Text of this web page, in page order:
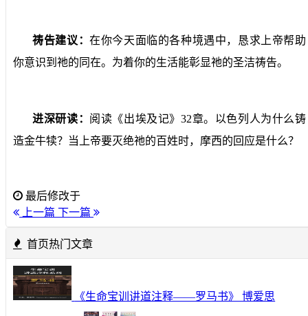
祷告建议：在你今天面临的各种境遇中，恳求上帝帮助
你意识到祂的同在。为着你的生活能彰显祂的圣洁祷告。
进深研读： 阅读《出埃及记》 32章。以色列人为什么铸
造金牛犊？当上帝要灭绝祂的百姓时，摩西的回应是什么？
最后修改于
上一篇 下一篇
首页热门文章
《生命宝训讲道注释——罗马书》 博爱思